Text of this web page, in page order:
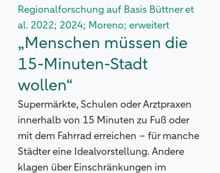
Regionalforschung auf Basis Büttner et
al. 2022; 2024; Moreno; erweitert
„Menschen müssen die
15-Minuten-Stadt
wollen“
Supermärkte, Schulen oder Arztpraxen
innerhalb von 15 Minuten zu Fuß oder
mit dem Fahrrad erreichen – für manche
Städter eine Idealvorstellung. Andere
klagen über Einschränkungen im